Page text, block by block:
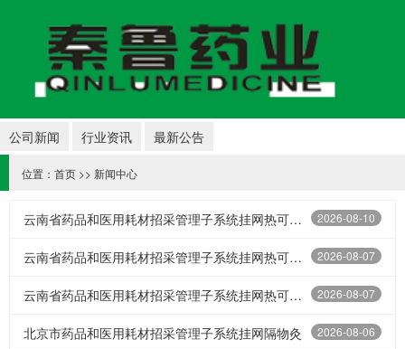
公司新闻 行业资讯 最新公告
位置： 首页 >> 新闻中心
2026-08-10
云南省药品和医用耗材招采管理子系统挂网热可贴QL-C产妇暖宫
2026-08-07
云南省药品和医用耗材招采管理子系统挂网热可贴综合QL-I（2贴）
2026-08-07
云南省药品和医用耗材招采管理子系统挂网热可贴综合QL-I（3贴）
2026-08-06
北京市药品和医用耗材招采管理子系统挂网隔物灸